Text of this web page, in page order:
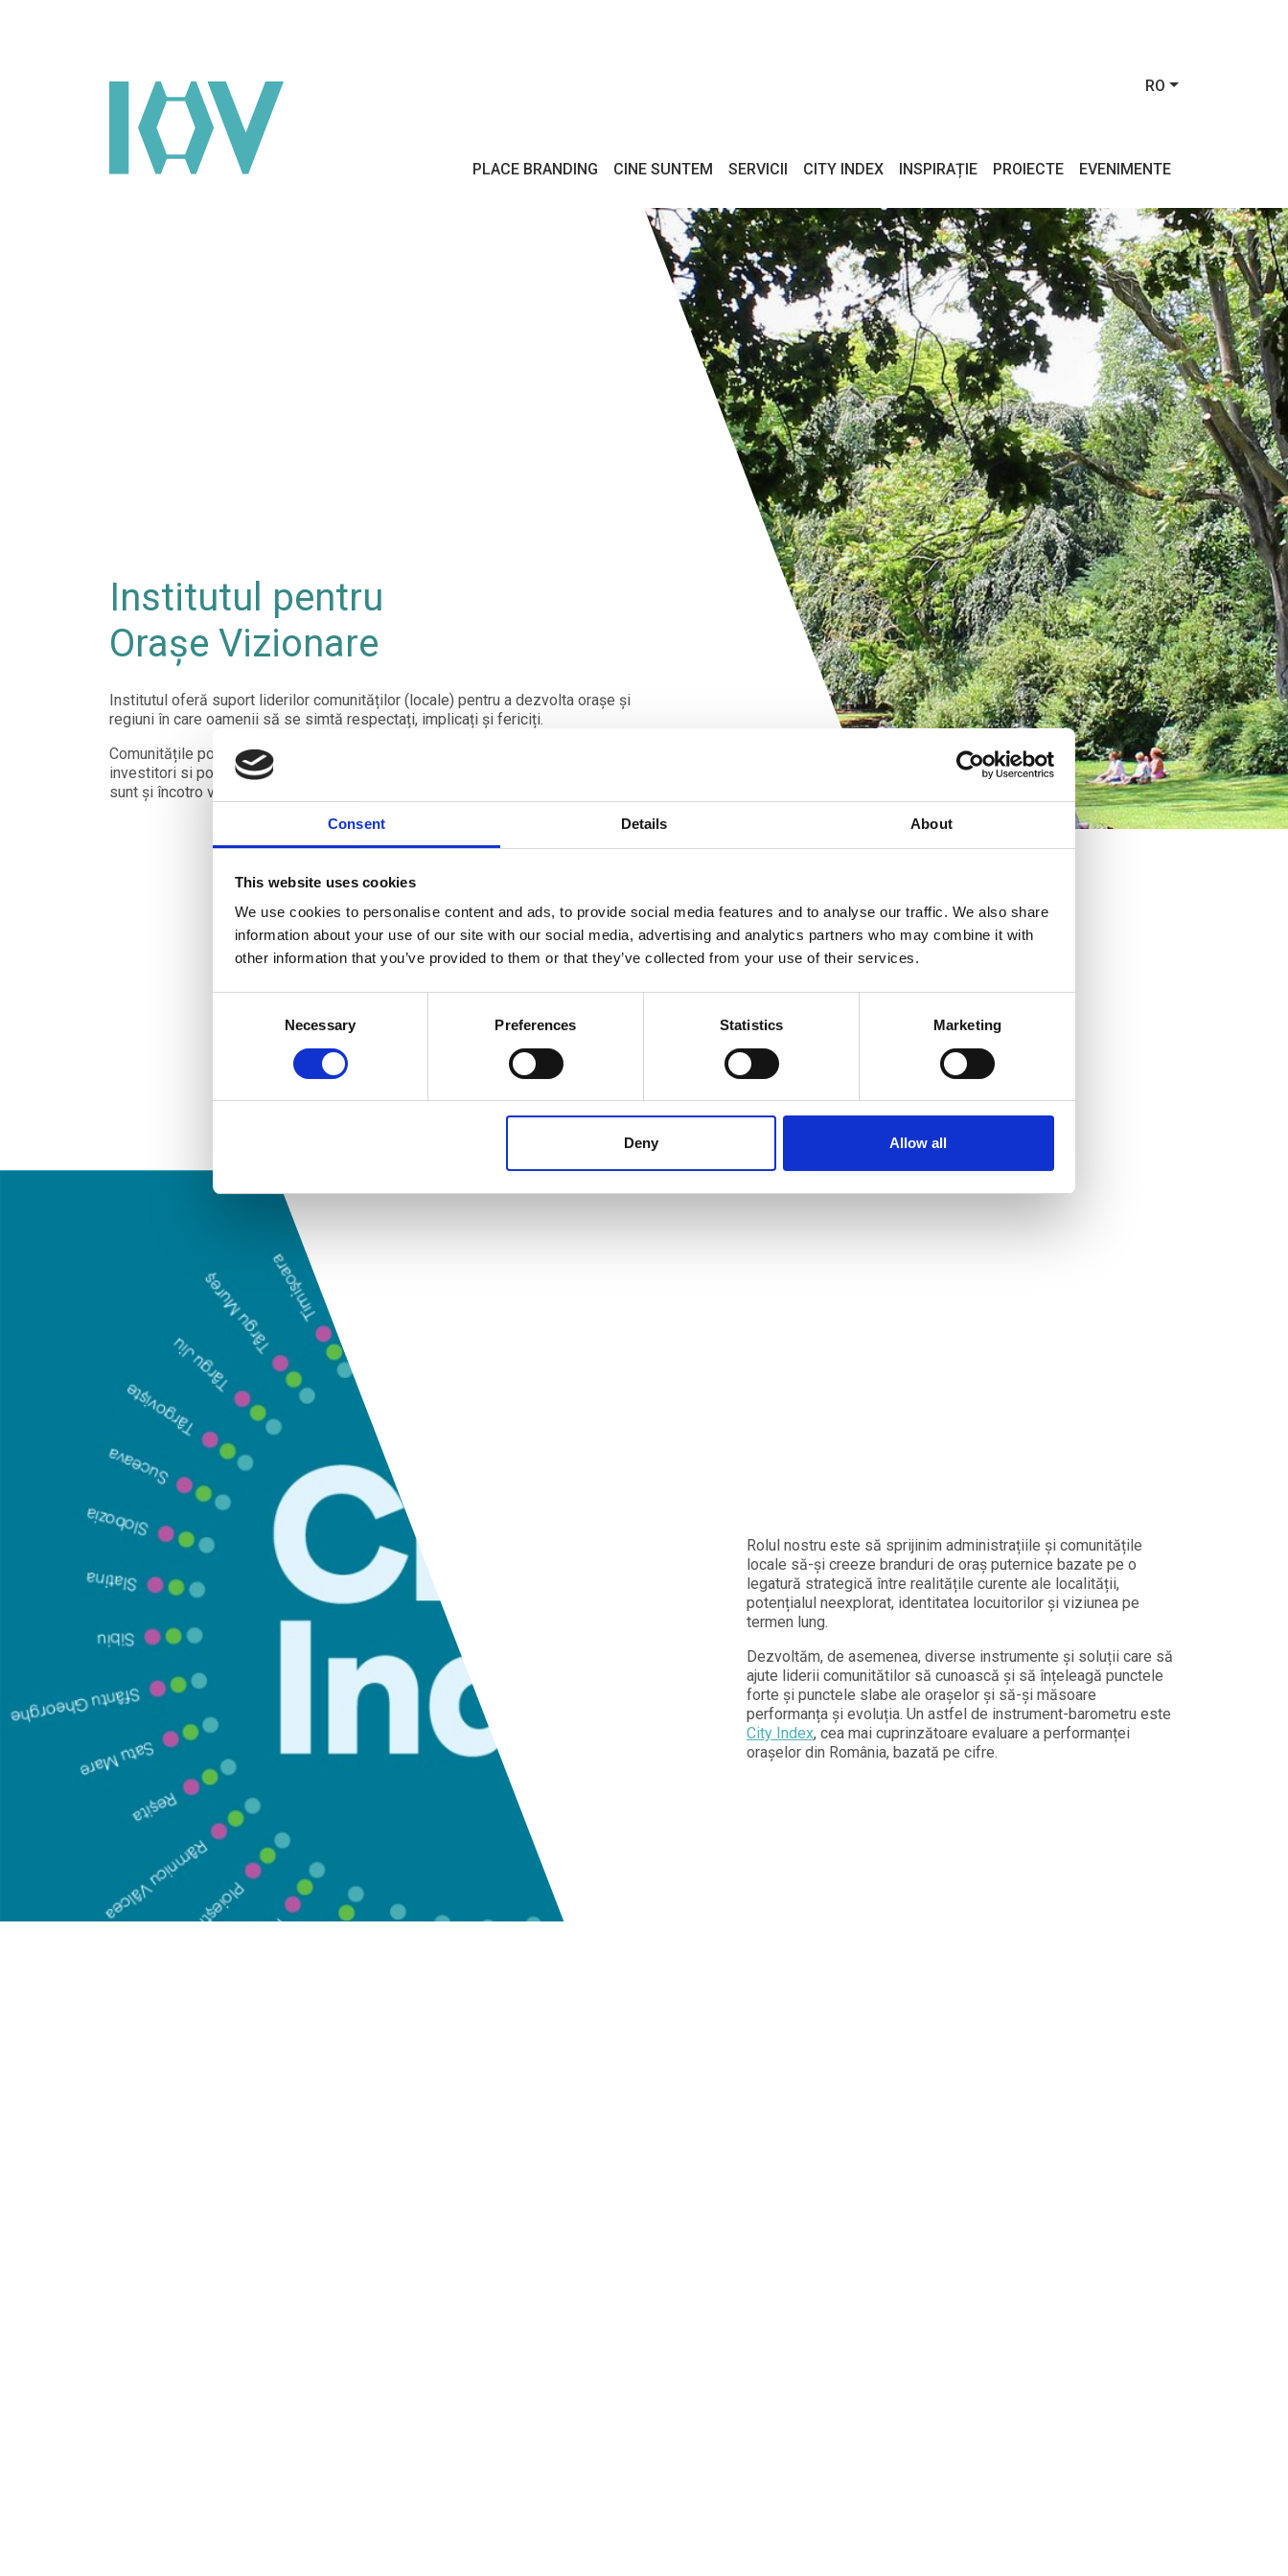
Consent Details About
This website uses cookies
We use cookies to personalise content and ads, to provide social media features and to analyse our traffic. We also share
information about your use of our site with our social media, advertising and analytics partners who may combine it with
other information that you’ve provided to them or that they’ve collected from your use of their services.
Necessary Preferences Statistics Marketing
Deny Allow all
Main Navigation
PLACE BRANDING CINE SUNTEM SERVICII CITY INDEX INSPIRAȚIE PROIECTE EVENIMENTE
RO
Institutul pentru
Oraşe Vizionare
Institutul oferă suport liderilor comunităților (locale) pentru a dezvolta orașe și
regiuni în care oamenii să se simtă respectați, implicați și fericiți.
Comunitățile pot deveni competitive și atractive pentru rezidenți, vizitatori și
investitori si pot avea cu adevărat impact în lume, doar atunci când știu cine
sunt și încotro vor să se îndrepte.
Rolul nostru este să sprijinim administrațiile și comunitățile
locale să-și creeze branduri de oraș puternice bazate pe o
legatură strategică între realitățile curente ale localității,
potențialul neexplorat, identitatea locuitorilor și viziunea pe
termen lung.
Dezvoltăm, de asemenea, diverse instrumente și soluții care să
ajute liderii comunitătilor să cunoască și să înțeleagă punctele
forte și punctele slabe ale orașelor și să-și măsoare
performanța și evoluția. Un astfel de instrument-barometru este
City Index, cea mai cuprinzătoare evaluare a performanței
orașelor din România, bazată pe cifre.